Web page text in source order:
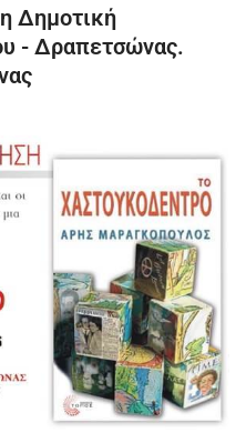
Δημοτική
- Δραπετσώνας.